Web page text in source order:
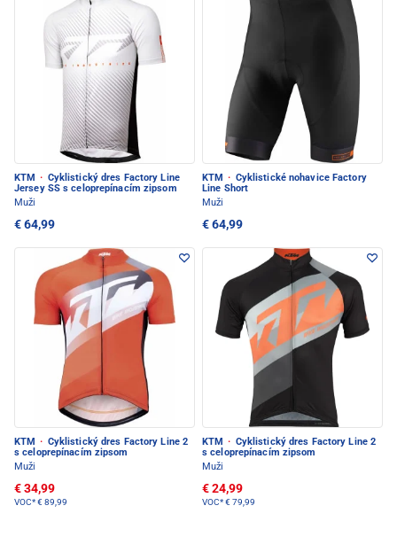
KTM · Cyklistický dres Factory Line
Jersey SS s celoprepínacím zipsom
Muži
€ 64,99
KTM · Cyklistické nohavice Factory
Line Short
Muži
€ 64,99
KTM · Cyklistický dres Factory Line 2
s celoprepínacím zipsom
Muži
€ 34,99
VOC*€ 89,99
KTM · Cyklistický dres Factory Line 2
s celoprepínacím zipsom
Muži
€ 24,99
VOC*€ 79,99